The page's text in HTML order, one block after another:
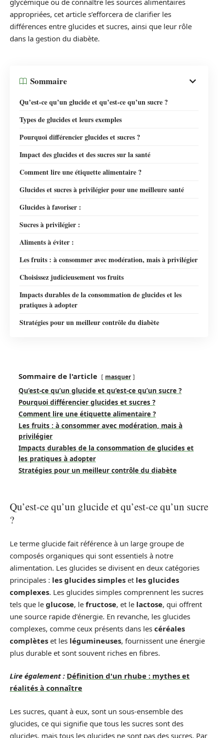
glycémique ou de connaître les sources alimentaires
appropriées, cet article s’efforcera de clarifier les
différences entre glucides et sucres, ainsi que leur rôle
dans la gestion du diabète.
Sommaire
Qu’est-ce qu’un glucide et qu’est-ce qu’un sucre ?
Types de glucides et leurs exemples
Pourquoi différencier glucides et sucres ?
Impact des glucides et des sucres sur la santé
Comment lire une étiquette alimentaire ?
Glucides et sucres à privilégier pour une meilleure santé
Glucides à favoriser :
Sucres à privilégier :
Aliments à éviter :
Les fruits : à consommer avec modération, mais à privilégier
Choisissez judicieusement vos fruits
Impacts durables de la consommation de glucides et les
pratiques à adopter
Stratégies pour un meilleur contrôle du diabète
Sommaire de l'article masquer
Qu’est-ce qu’un glucide et qu’est-ce qu’un sucre ?
Pourquoi différencier glucides et sucres ?
Comment lire une étiquette alimentaire ?
Les fruits : à consommer avec modération, mais à
privilégier
Impacts durables de la consommation de glucides et
les pratiques à adopter
Stratégies pour un meilleur contrôle du diabète
Qu’est-ce qu’un glucide et qu’est-ce qu’un sucre
?
Le terme glucide fait référence à un large groupe de
composés organiques qui sont essentiels à notre
alimentation. Les glucides se divisent en deux catégories
principales : les glucides simples et les glucides
complexes. Les glucides simples comprennent les sucres
tels que le glucose, le fructose, et le lactose, qui offrent
une source rapide d’énergie. En revanche, les glucides
complexes, comme ceux présents dans les céréales
complètes et les légumineuses, fournissent une énergie
plus durable et sont souvent riches en fibres.
Lire également : Définition d'un rhube : mythes et
réalités à connaître
Les sucres, quant à eux, sont un sous-ensemble des
glucides, ce qui signifie que tous les sucres sont des
glucides, mais tous les glucides ne sont pas des sucres. Par